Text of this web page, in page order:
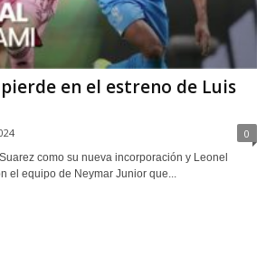
en el estreno de Luis
0
como su nueva incorporación y Leonel
el equipo de Neymar Junior que...